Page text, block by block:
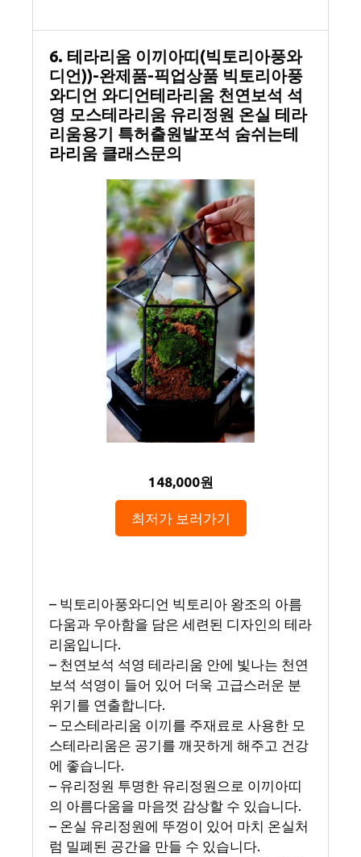
6. 테라리움 이끼아띠(빅토리아풍와
디언))-완제품-픽업상품 빅토리아풍
와디언 와디언테라리움 천연보석 석
영 모스테라리움 유리정원 온실 테라
리움용기 특허출원발포석 숨쉬는테
라리움 클래스문의
148,000원
최저가 보러가기
– 빅토리아풍와디언 빅토리아 왕조의 아름
다움과 우아함을 담은 세련된 디자인의 테라
리움입니다.
– 천연보석 석영 테라리움 안에 빛나는 천연
보석 석영이 들어 있어 더욱 고급스러운 분
위기를 연출합니다.
– 모스테라리움 이끼를 주재료로 사용한 모
스테라리움은 공기를 깨끗하게 해주고 건강
에 좋습니다.
– 유리정원 투명한 유리정원으로 이끼아띠
의 아름다움을 마음껏 감상할 수 있습니다.
– 온실 유리정원에 뚜껑이 있어 마치 온실처
럼 밀폐된 공간을 만들 수 있습니다.